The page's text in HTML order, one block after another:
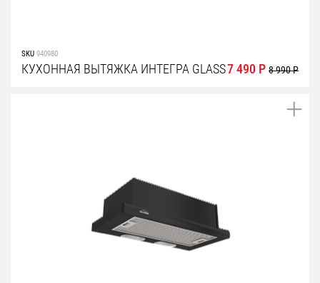
SKU 940980
КУХОННАЯ ВЫТЯЖКА ИНТЕГРА GLASS7 490 Р 8 990 Р